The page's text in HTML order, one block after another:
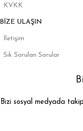
KVKK
BIZE ULAŞIN
İletişim
Sık Sorulan Sorular
Bizi sosyal medyada